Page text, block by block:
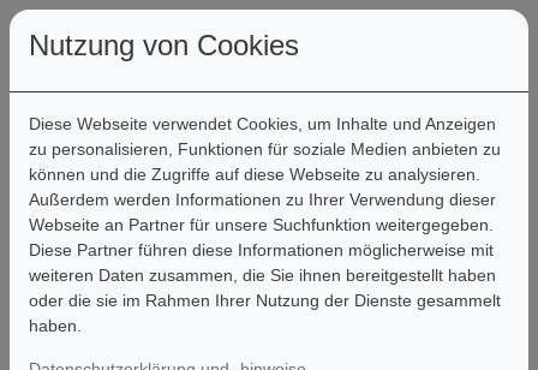
Nutzung von Cookies
Diese Webseite verwendet Cookies, um Inhalte und Anzeigen
zu personalisieren, Funktionen für soziale Medien anbieten zu
können und die Zugriffe auf diese Webseite zu analysieren.
Außerdem werden Informationen zu Ihrer Verwendung dieser
Webseite an Partner für unsere Suchfunktion weitergegeben.
Diese Partner führen diese Informationen möglicherweise mit
weiteren Daten zusammen, die Sie ihnen bereitgestellt haben
oder die sie im Rahmen Ihrer Nutzung der Dienste gesammelt
haben.
Filter